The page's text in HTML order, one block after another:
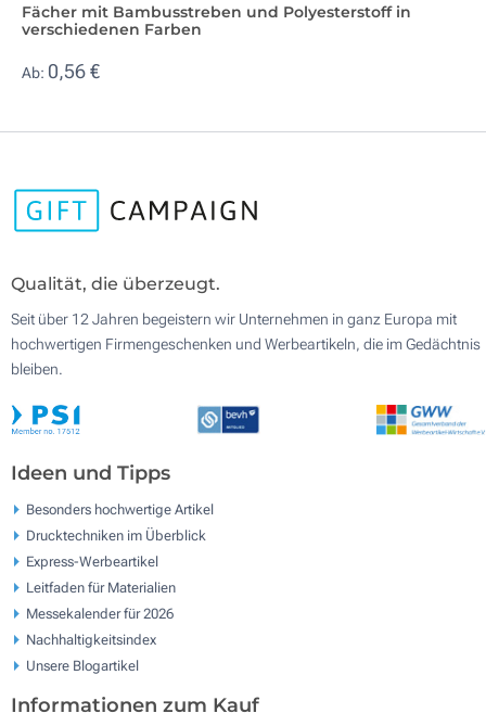
Fächer mit Bambusstreben und Polyesterstoff in
verschiedenen Farben
Ab: 0,56 €
Qualität, die überzeugt.
Seit über 12 Jahren begeistern wir Unternehmen in ganz Europa mit
hochwertigen Firmengeschenken und Werbeartikeln, die im Gedächtnis
bleiben.
Ideen und Tipps
Besonders hochwertige Artikel
Drucktechniken im Überblick
Express-Werbeartikel
Leitfaden für Materialien
Messekalender für 2026
Nachhaltigkeitsindex
Unsere Blogartikel
Informationen zum Kauf